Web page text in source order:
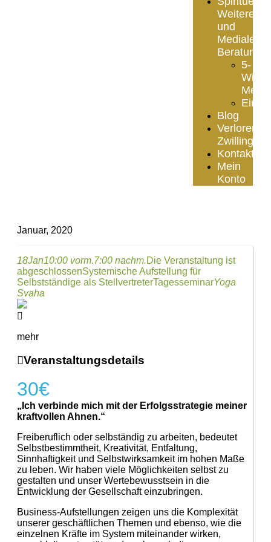
und
Mediale
Beratung
5-
Blog
Verlorener
Zwilling
Kontakt
Mein
Konto
Januar, 2020
18Jan10:00 vorm.7:00 nachm.Die Veranstaltung ist
abgeschlossenSystemische Aufstellung für
Selbstständige als StellvertreterTagesseminarYoga
Svaha
mehr
Veranstaltungsdetails
30€
„Ich verbinde mich mit der Erfolgsstrategie meiner
kraftvollen Ahnen.“
Freiberuflich oder selbständig zu arbeiten, bedeutet
Selbstbestimmtheit, Kreativität, Entfaltung,
Sinnhaftigkeit und Selbstwirksamkeit im hohen Maße
zu leben. Wir haben viele Möglichkeiten selbst zu
gestalten und unser Wertebewusstsein in die
Entwicklung der Gesellschaft einzubringen.
Business-Aufstellungen zeigen uns die Komplexität
unserer geschäftlichen Themen und ebenso, wie die
einzelnen Kräfte im System miteinander wirken,